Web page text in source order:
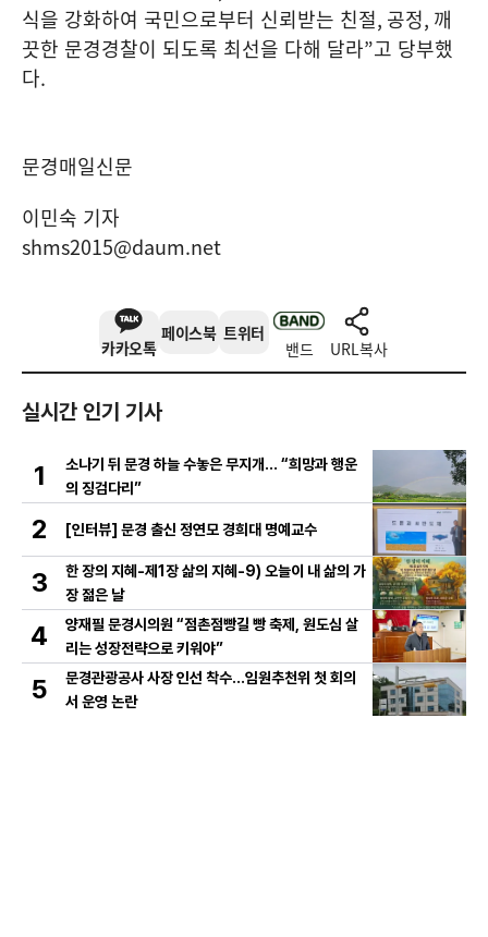
식을 강화하여 국민으로부터 신뢰받는 친절, 공정, 깨
끗한 문경경찰이 되도록 최선을 다해 달라”고 당부했
다.
문경매일신문
이민숙 기자
shms2015@daum.net
카카오톡
페이스북 트위터
밴드 URL복사
실시간 인기 기사
1
소나기 뒤 문경 하늘 수놓은 무지개… “희망과 행운
의 징검다리”
2 [인터뷰] 문경 출신 정연모 경희대 명예교수
3
한 장의 지혜-제1장 삶의 지혜-9) 오늘이 내 삶의 가
장 젊은 날
4
양재필 문경시의원 “점촌점빵길 빵 축제, 원도심 살
리는 성장전략으로 키워야”
5
문경관광공사 사장 인선 착수…임원추천위 첫 회의
서 운영 논란